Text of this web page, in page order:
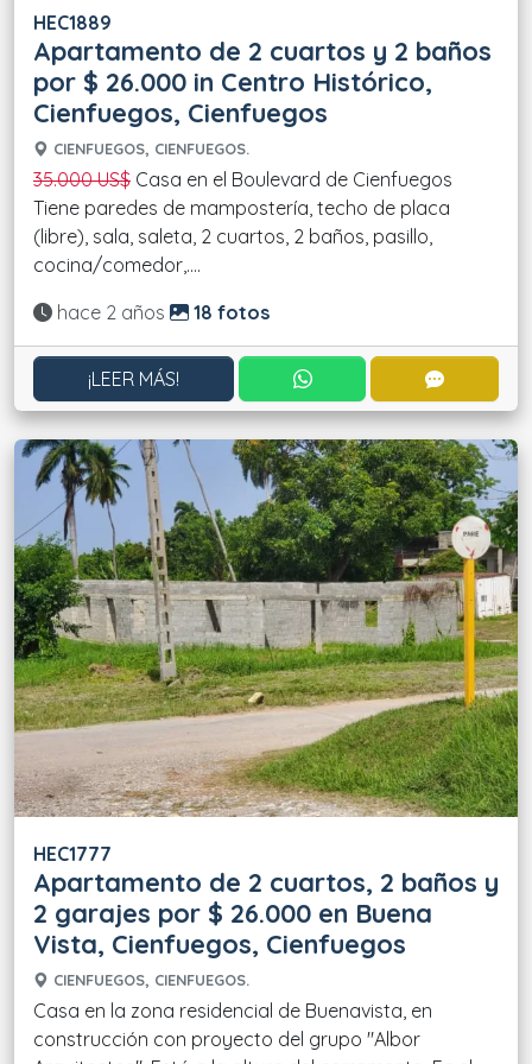
HEC1889
Apartamento de 2 cuartos y 2 baños
por $ 26.000 in Centro Histórico,
Cienfuegos, Cienfuegos
CIENFUEGOS, CIENFUEGOS.
35.000 US$ Casa en el Boulevard de Cienfuegos
Tiene paredes de mampostería, techo de placa
(libre), sala, saleta, 2 cuartos, 2 baños, pasillo,
cocina/comedor,....
Actualizado:
hace 2 años 18 fotos
¡LEER MÁS! CONTACTAR POR
HEC1777
Apartamento de 2 cuartos, 2 baños y
2 garajes por $ 26.000 en Buena
Vista, Cienfuegos, Cienfuegos
CIENFUEGOS, CIENFUEGOS.
Casa en la zona residencial de Buenavista, en
construcción con proyecto del grupo "Albor